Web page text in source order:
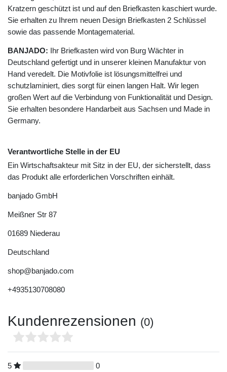
Kratzern geschützt ist und auf den Briefkasten kaschiert wurde.
Sie erhalten zu Ihrem neuen Design Briefkasten 2 Schlüssel
sowie das passende Montagematerial.
BANJADO: Ihr Briefkasten wird von Burg Wächter in
Deutschland gefertigt und in unserer kleinen Manufaktur von
Hand veredelt. Die Motivfolie ist lösungsmittelfrei und
schutzlaminiert, dies sorgt für einen langen Halt. Wir legen
großen Wert auf die Verbindung von Funktionalität und Design.
Sie erhalten besondere Handarbeit aus Sachsen und Made in
Germany.
Verantwortliche Stelle in der EU
Ein Wirtschaftsakteur mit Sitz in der EU, der sicherstellt, dass
das Produkt alle erforderlichen Vorschriften einhält.
banjado GmbH
Meißner Str 87
01689 Niederau
Deutschland
shop@banjado.com
+4935130708080
Kundenrezensionen (0)
5
0